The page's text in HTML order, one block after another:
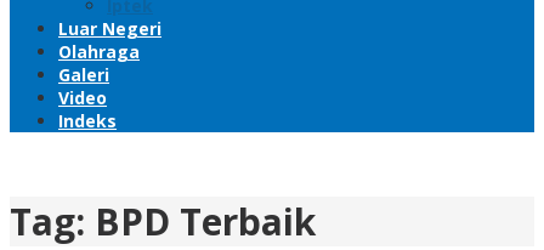
Iptek
Luar Negeri
Olahraga
Galeri
Video
Indeks
Tag: BPD Terbaik